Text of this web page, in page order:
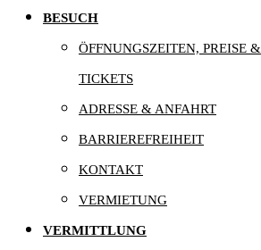
BESUCH
ÖFFNUNGSZEITEN, PREISE &
TICKETS
ADRESSE & ANFAHRT
BARRIEREFREIHEIT
KONTAKT
VERMIETUNG
VERMITTLUNG